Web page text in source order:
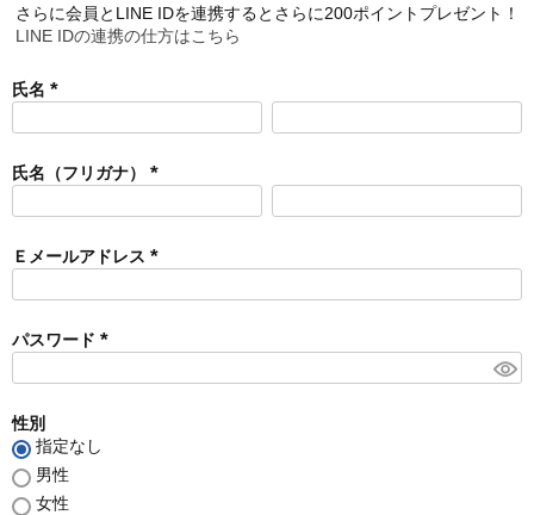
さらに会員とLINE IDを連携するとさらに200ポイントプレゼント！
LINE IDの連携の仕方はこちら
氏名
必
氏名（フリガナ）
必
Ｅメールアドレス
必
パスワード
必
性別
指定なし
男性
女性